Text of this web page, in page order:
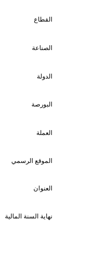
القطاع
الصناعة
الدولة
البورصة
العملة
الموقع الرسمي
العنوان
نهاية السنة المالية